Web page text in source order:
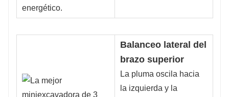
energético.
Balanceo lateral del
brazo superior
La pluma oscila hacia
la izquierda y la